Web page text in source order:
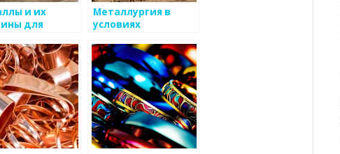
и их
для
Металлургия в
условиях